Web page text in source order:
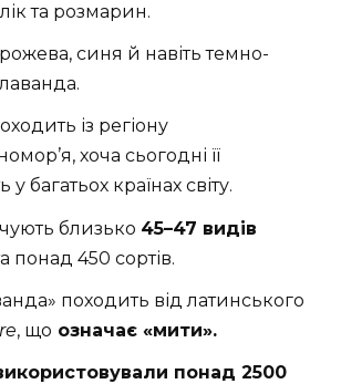
та розмарин.
рожева, синя й навіть темно-
із регіону
хоча сьогодні її
багатьох країнах світу.
близько 45–47 видів
понад 450 сортів.
походить від латинського
, що означає «мити».
понад 2500